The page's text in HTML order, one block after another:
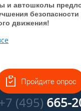
и автошколы
безопасности
движения!
(495) 665-
Пройдите опрос